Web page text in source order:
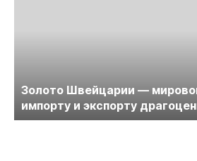
Золото Швейцарии —
импорту и экспорту